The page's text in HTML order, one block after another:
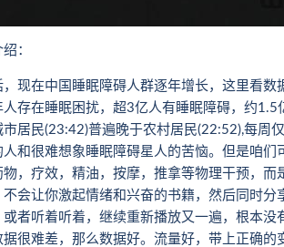
：
，现在中国睡眠障碍人群逐年增长，这里看
人存在睡眠困扰，超3亿人有睡眠障碍，约
市居民(23:42)普遍晚于农村居民(22:52),每周
人和很难想象睡眠障碍星人的苦恼。但是咱
物，疗效，精油，按摩，推拿等物理干预，
不会让你激起情绪和兴奋的书籍，然后同时
或者听着听着，继续重新播放又一遍，根本
据很难差，那么数据好。流量好，带上正确